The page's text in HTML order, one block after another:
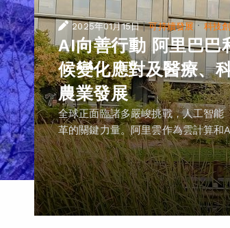
2025年01月15日 |可持續發展· 科技
AI向善行動 阿里巴巴
候變化應對及醫療、
農業發展
全球正面臨諸多嚴峻挑戰，人工智能
革的關鍵力量。阿里雲作為雲計算和